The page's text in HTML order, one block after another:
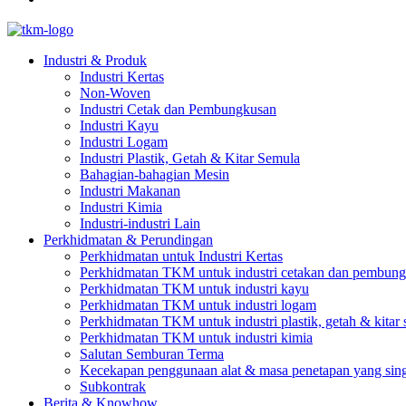
Industri & Produk
Industri Kertas
Non-Woven
Industri Cetak dan Pembungkusan
Industri Kayu
Industri Logam
Industri Plastik, Getah & Kitar Semula
Bahagian-bahagian Mesin
Industri Makanan
Industri Kimia
Industri-industri Lain
Perkhidmatan & Perundingan
Perkhidmatan untuk Industri Kertas
Perkhidmatan TKM untuk industri cetakan dan
Perkhidmatan TKM untuk industri kayu
Perkhidmatan TKM untuk industri logam
Perkhidmatan TKM untuk industri plastik, getah & kitar
Perkhidmatan TKM untuk industri kimia
Salutan Semburan Terma
Kecekapan penggunaan alat & masa penetapan yang
Subkontrak
Berita & Knowhow